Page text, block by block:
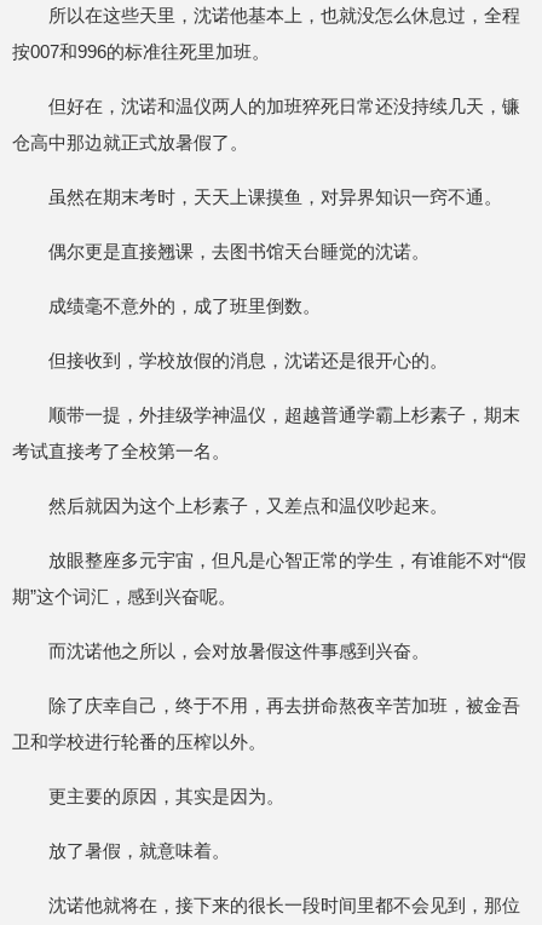
所以在这些天里，沈诺他基本上，也就没怎么休息过，全程
按007和996的标准往死里加班。
但好在，沈诺和温仪两人的加班猝死日常还没持续几天，镰
仓高中那边就正式放暑假了。
虽然在期末考时，天天上课摸鱼，对异界知识一窍不通。
偶尔更是直接翘课，去图书馆天台睡觉的沈诺。
成绩毫不意外的，成了班里倒数。
但接收到，学校放假的消息，沈诺还是很开心的。
顺带一提，外挂级学神温仪，超越普通学霸上杉素子，期末
考试直接考了全校第一名。
然后就因为这个上杉素子，又差点和温仪吵起来。
放眼整座多元宇宙，但凡是心智正常的学生，有谁能不对“假
期”这个词汇，感到兴奋呢。
而沈诺他之所以，会对放暑假这件事感到兴奋。
除了庆幸自己，终于不用，再去拼命熬夜辛苦加班，被金吾
卫和学校进行轮番的压榨以外。
更主要的原因，其实是因为。
放了暑假，就意味着。
沈诺他就将在，接下来的很长一段时间里都不会见到，那位